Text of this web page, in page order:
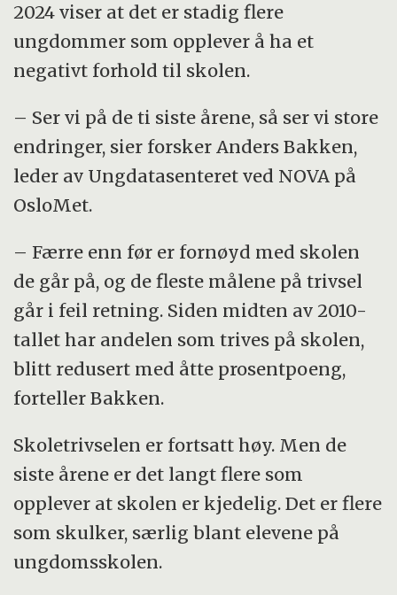
2024 viser at det er stadig flere
ungdommer som opplever å ha et
negativt forhold til skolen.
– Ser vi på de ti siste årene, så ser vi store
endringer, sier forsker Anders Bakken,
leder av Ungdatasenteret ved NOVA på
OsloMet.
– Færre enn før er fornøyd med skolen
de går på, og de fleste målene på trivsel
går i feil retning. Siden midten av 2010-
tallet har andelen som trives på skolen,
blitt redusert med åtte prosentpoeng,
forteller Bakken.
Skoletrivselen er fortsatt høy. Men de
siste årene er det langt flere som
opplever at skolen er kjedelig. Det er flere
som skulker, særlig blant elevene på
ungdomsskolen.